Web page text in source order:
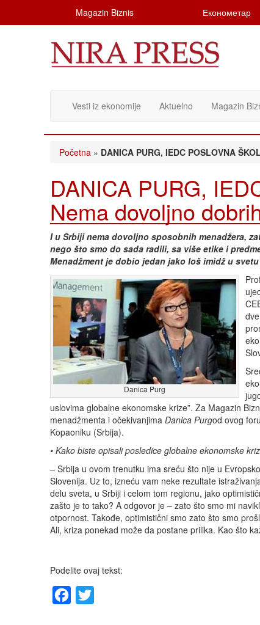
Magazin Biznis Економетар
Vesti iz ekonomije Aktuelno Magazin
Početna » DANICA PURG, IEDC POSLOVNA
DANICA PURG,
Nema dovoljno
I u Srbiji nema dovoljno sposobnih menadžera,
nego što smo do sada radili, sa više etike i
Menadžment je dobio jedan jako loš imidž u
Danica Purg
uslovima globalne ekonomske krize”. Za Magazin
menadžmenta i očekivanjima Danica Purgod ovog
Kopaoniku (Srbija).
• Kako biste opisali posledice globalne ekonomske
– Srbija u ovom trenutku ima sreću što nije u
Slovenija. Uz to, izneću vam neke rezultate
delu sveta, u Srbiji i celom tom regionu, jako
zašto je to tako? A odgovor je – zato što smo mi
otpornost. Takođe, optimistični smo zato što smo
Ali, kriza ponekad može da postane prilika. Kao što
Podelite ovaj tekst:
Facebook